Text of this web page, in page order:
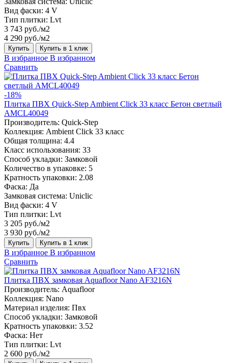
Вид фаски: 4 V
Тип плитки: Lvt
3 743 руб./м2
4 290 руб./м2
Купить Купить в 1 клик
В избранное В избранном
Сравнить
-18%
Плитка ПВХ Quick-Step Ambient Click 33 класс Бетон светлый
AMCL40049
Производитель: Quick-Step
Коллекция: Ambient Click 33 класс
Общая толщина: 4.4
Класс использования: 33
Способ укладки: Замковой
Количество в упаковке: 5
Кратность упаковки: 2.08
Фаска: Да
Замковая система: Uniclic
Вид фаски: 4 V
Тип плитки: Lvt
3 205 руб./м2
3 930 руб./м2
Купить Купить в 1 клик
В избранное В избранном
Сравнить
Плитка ПВХ замковая Aquafloor Nano AF3216N
Производитель: Aquafloor
Коллекция: Nano
Материал изделия: Пвх
Способ укладки: Замковой
Кратность упаковки: 3.52
Фаска: Нет
Тип плитки: Lvt
2 600 руб./м2